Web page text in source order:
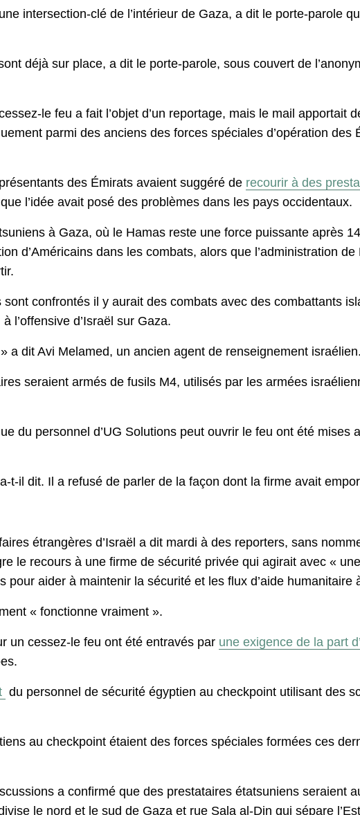
intersection-clé de l’intérieur de Gaza, a dit le porte-parole
déjà sur place, a dit le porte-parole, sous couvert de
le feu a fait l’objet d’un reportage, mais le mail apportait
parmi des anciens des forces spéciales d’opération
des Émirats avaient suggéré de recourir à des
l’idée avait posé des problèmes dans les pays occidentaux.
à Gaza, où le Hamas reste une force puissante après
d’Américains dans les combats, alors que l’administration
confrontés il y aurait des combats avec des combattants
l’offensive d’Israël sur Gaza.
a dit Avi Melamed, un ancien agent de renseignement israélien.
seraient armés de fusils M4, utilisés par les armées
du personnel d’UG Solutions peut ouvrir le feu ont été mises
t-il dit. Il a refusé de parler de la façon dont la firme avait
étrangères d’Israël a dit mardi à des reporters, sans
le recours à une firme de sécurité privée qui agirait avec «
aider à maintenir la sécurité et les flux d’aide humanitaire
« fonctionne vraiment ».
un cessez-le feu ont été entravés par une exigence de la part
du personnel de sécurité égyptien au checkpoint utilisant des
au checkpoint étaient des forces spéciales formées ces
a confirmé que des prestataires étatsuniens seraient
le nord et le sud de Gaza et rue Sala al-Din qui sépare